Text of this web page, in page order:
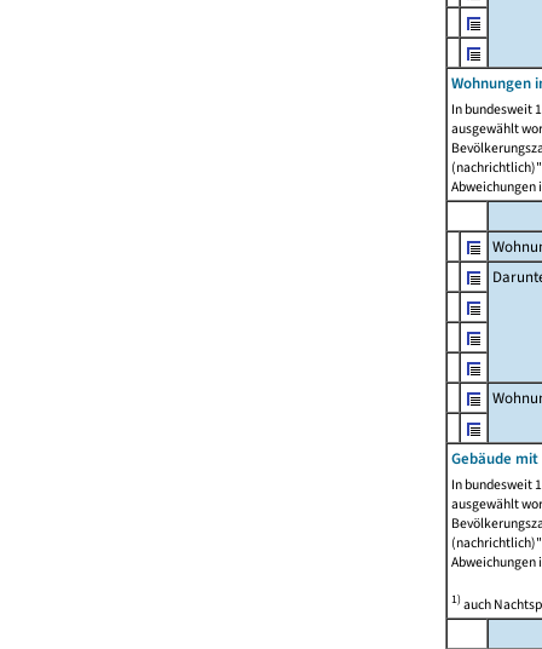
Wohnungen
In bundesweit
ausgewählt
Abweichungen
Gebäude
In bundesweit
ausgewählt
Abweichungen
1)auch